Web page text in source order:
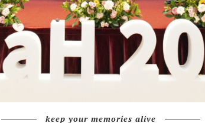
keep your memories alive